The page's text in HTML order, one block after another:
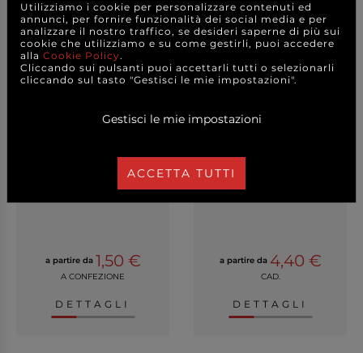
Pannetto antistatico
a partire da 1,50 €
A CONFEZIONE
DETTAGLI
Panno in microfibra
a partire da 4,40 €
CAD.
DETTAGLI
Utilizziamo i cookie per personalizzare contenuti ed
annunci, per fornire funzionalità dei social media e per
analizzare il nostro traffico, se desideri saperne di più sui
cookie che utilizziamo e su come gestirli, puoi accedere
alla Cookie Policy.
Cliccando sui pulsanti puoi accettarli tutti o selezionarli
cliccando sul tasto "Gestisci le mie impostazioni".
Gestisci le mie impostazioni
ACCETTA TUTTI